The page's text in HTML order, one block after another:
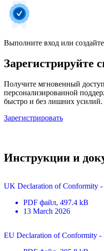
Выполните вход или
Зарегистрируйте
Получите мгновенный
персонализированной
быстро и без лишних усилий.
Зарегистрировать
Инструкции и
UK Declaration of Conformity
PDF файл, 497.4 kB
13 March 2026
EU Declaration of Conformity -